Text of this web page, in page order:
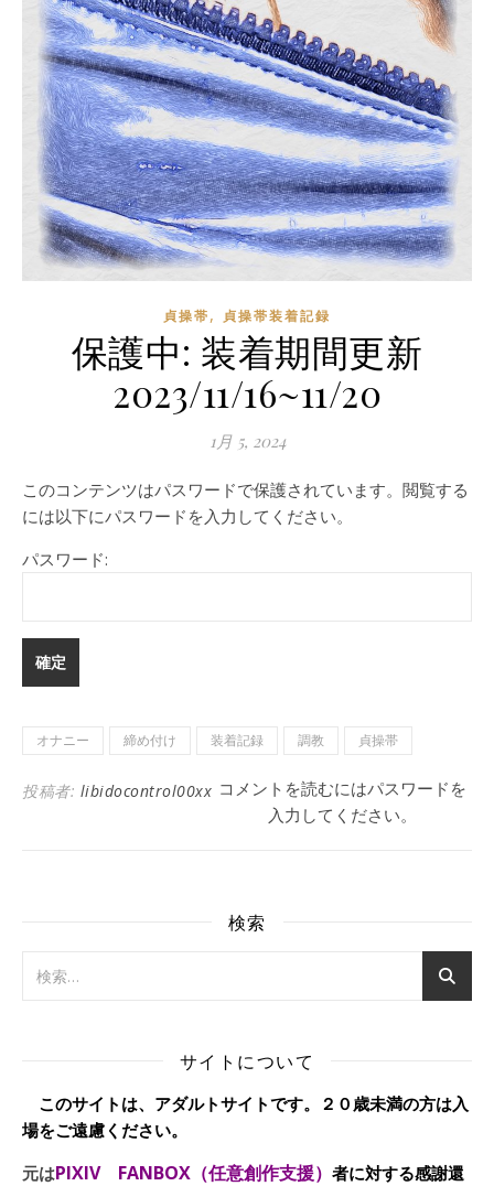
貞操帯, 貞操帯装着記録
保護中: 装着期間更新
2023/11/16~11/20
1月 5, 2024
このコンテンツはパスワードで保護されています。閲覧する
には以下にパスワードを入力してください。
パスワード:
オナニー 締め付け 装着記録 調教 貞操帯
投稿者: libidocontrol00xx コメントを読むにはパスワードを
入力してください。
検索
サイトについて
このサイトは、アダルトサイトです。２０歳未満の方は入
場をご遠慮ください。
元はPIXIV FANBOX（任意創作支援） 者に対する感謝還